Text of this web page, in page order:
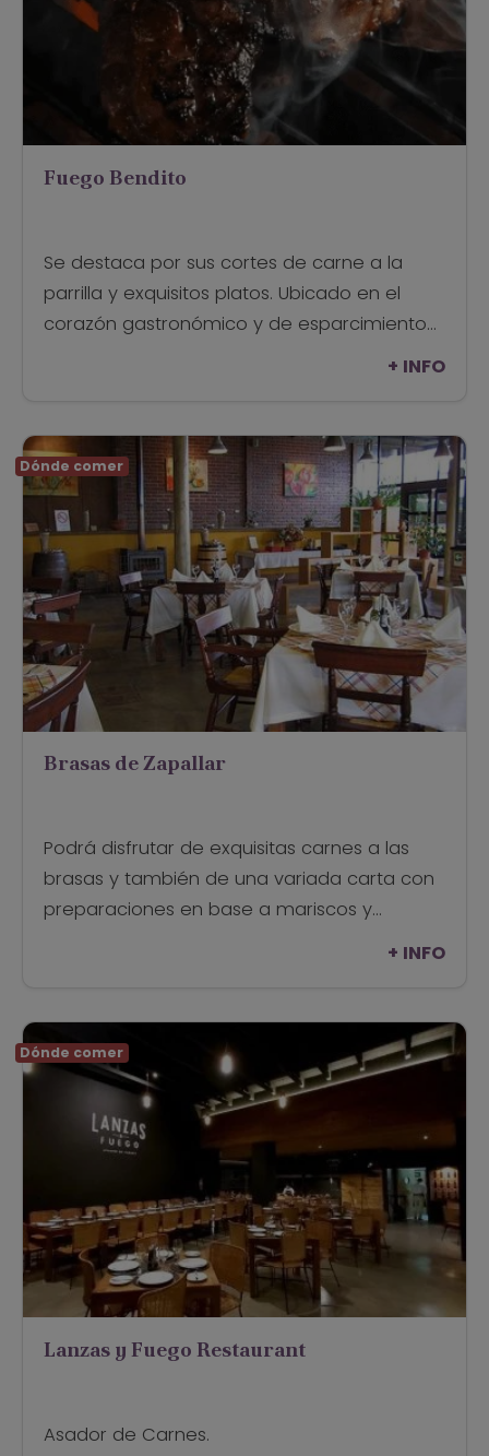
Fuego Bendito
Se destaca por sus cortes de carne a la
parrilla y exquisitos platos. Ubicado en el
corazón gastronómico y de esparcimiento
+ INFO
Dónde comer
Brasas de Zapallar
Podrá disfrutar de exquisitas carnes a las
brasas y también de una variada carta con
preparaciones en base a mariscos y
+ INFO
Dónde comer
Lanzas y Fuego Restaurant
Asador de Carnes.